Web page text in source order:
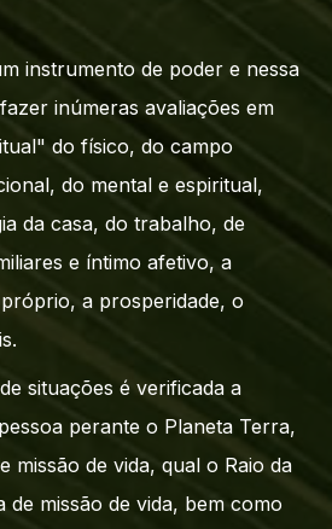
instrumento de poder e nessa
inúmeras avaliações em
do físico, do campo
do mental e espiritual,
da casa, do trabalho, de
e íntimo afetivo, a
a prosperidade, o
situações é verificada a
perante o Planeta Terra,
missão de vida, qual o Raio da
de missão de vida, bem como